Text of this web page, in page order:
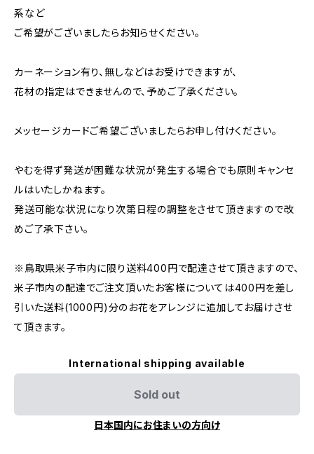
系など
ご希望がございましたらお知らせください。
カーネーション有り、無しなどはお受けできますが、
花材の指定はできませんので、予めご了承ください。
メッセージカードご希望ございましたらお申し付けください。
やむを得ず発送が困難な状況が発生する場合でも原則キャンセ
ルはいたしかねます。
発送可能な状況になり次第日程の調整をさせて頂きますので改
めご了承下さい。
※鳥取県米子市内に限り送料400円で配達させて頂きますので、
米子市内の配達でご注文頂いたお客様については400円を差し
引いた送料(1000円)分のお花をアレンジに追加してお届けさせ
て頂きます。
International shipping available
Sold out
日本国内にお住まいの方向け